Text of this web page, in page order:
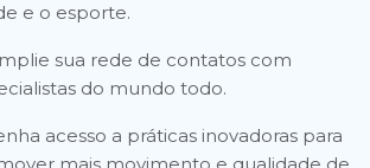
e o esporte.
sua rede de contatos com
do mundo todo.
acesso a práticas inovadoras para